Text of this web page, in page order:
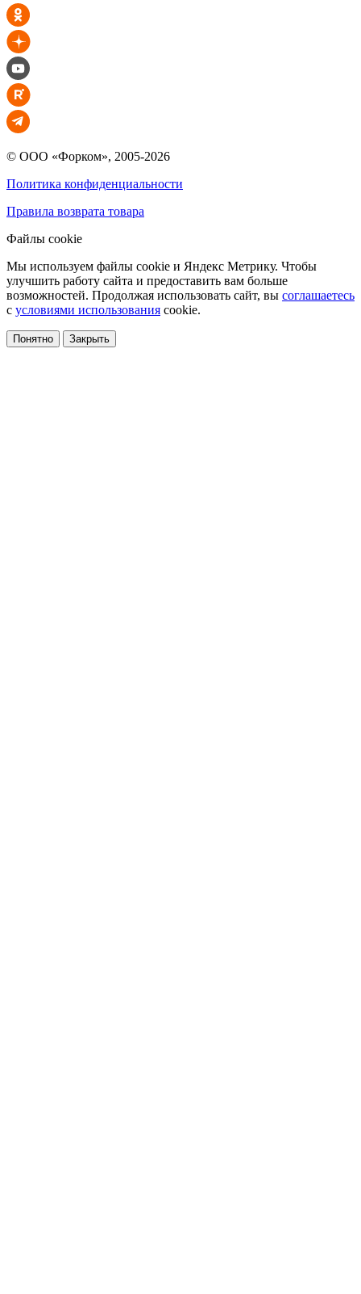
© ООО «Форком», 2005-2026
Политика конфиденциальности
Правила возврата товара
Файлы cookie
Мы используем файлы cookie и Яндекс Метрику. Чтобы
улучшить работу сайта и предоставить вам больше
возможностей. Продолжая использовать сайт, вы соглашаетесь
с условиями использования cookie.
Понятно Закрыть